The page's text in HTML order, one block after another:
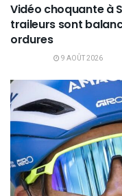
Vidéo choquante à
traileurs sont
ordures
9 AOÛT 2026